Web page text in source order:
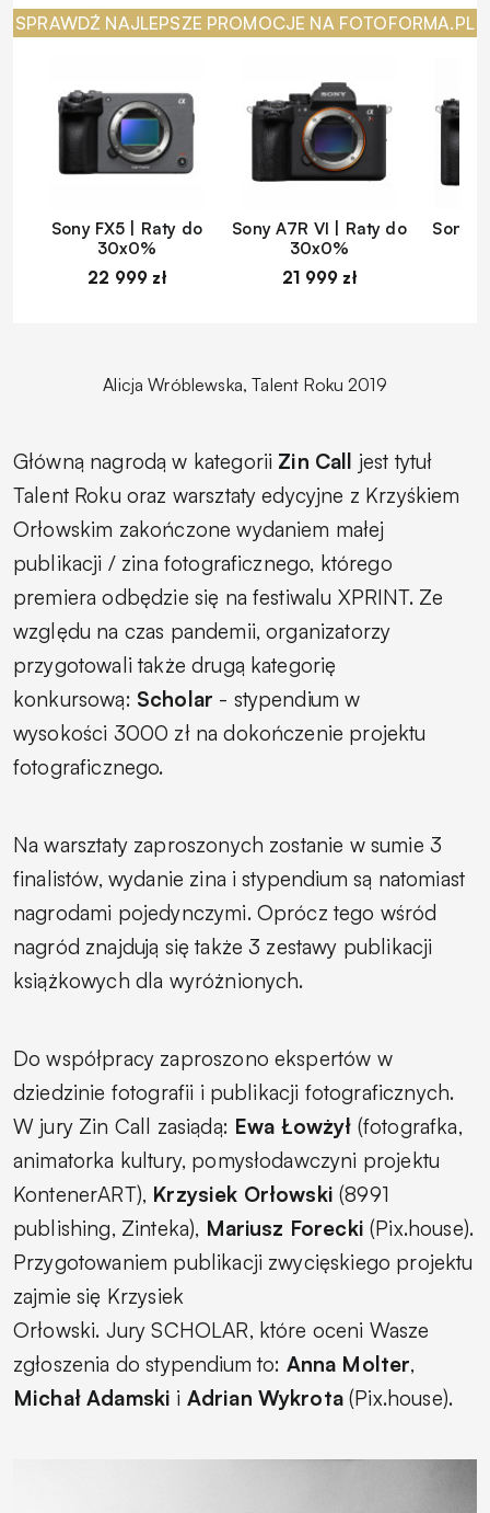
SPRAWDŹ NAJLEPSZE PROMOCJE NA FOTOFORMA.PL
Sony FX5 | Raty do
30x0%
22 999 zł
Sony A7R VI | Raty do
30x0%
21 999 zł
Sony
Alicja Wróblewska, Talent Roku 2019
Główną nagrodą w kategorii Zin Call jest tytuł
Talent Roku oraz warsztaty edycyjne z Krzyśkiem
Orłowskim zakończone wydaniem małej
publikacji / zina fotograficznego, którego
premiera odbędzie się na festiwalu XPRINT. Ze
względu na czas pandemii, organizatorzy
przygotowali także drugą kategorię
konkursową: Scholar - stypendium w
wysokości 3000 zł na dokończenie projektu
fotograficznego.
Na warsztaty zaproszonych zostanie w sumie 3
finalistów, wydanie zina i stypendium są natomiast
nagrodami pojedynczymi. Oprócz tego wśród
nagród znajdują się także 3 zestawy publikacji
książkowych dla wyróżnionych.
Do współpracy zaproszono ekspertów w
dziedzinie fotografii i publikacji fotograficznych.
W jury Zin Call zasiądą: Ewa Łowżył (fotografka,
animatorka kultury, pomysłodawczyni projektu
KontenerART), Krzysiek Orłowski (8991
publishing, Zinteka), Mariusz Forecki(Pix.house).
Przygotowaniem publikacji zwycięskiego projektu
zajmie się Krzysiek
Orłowski. Jury SCHOLAR, które oceni Wasze
zgłoszenia do stypendium to: Anna Molter,
Michał Adamski i Adrian Wykrota(Pix.house).